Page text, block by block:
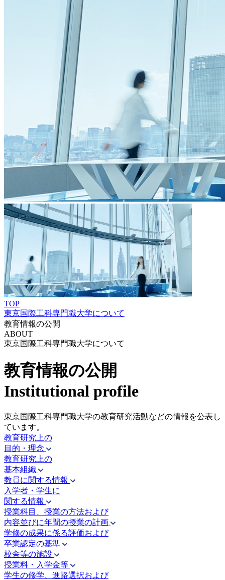
TOP
東京国際工科専門職大学について
教育情報の公開
ABOUT
東京国際工科専門職大学について
教育情報の公開
Institutional profile
東京国際工科専門職大学の教育研究活動などの情報を公表し
ています。
教育研究上の
目的・理念
教育研究上の
基本組織
教員に関する情報
入学者・学生に
関する情報
授業科目、授業の方法および
内容並びに年間の授業の計画
学修の成果に係る評価および
卒業認定の基準
校舎等の施設
授業料・入学金等
学生の修学、進路選択および